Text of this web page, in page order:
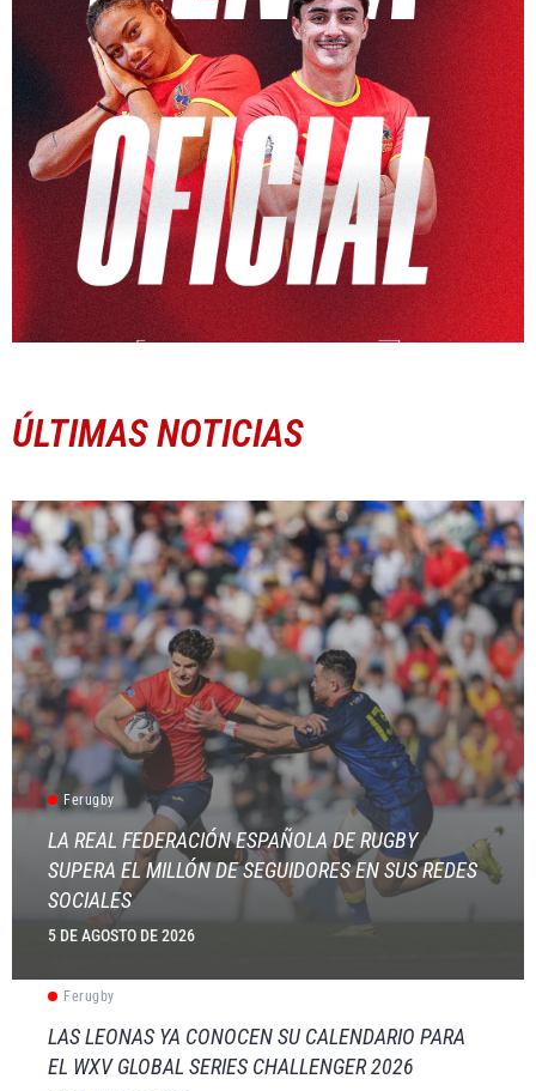
ÚLTIMAS NOTICIAS
Ferugby
LA REAL FEDERACIÓN ESPAÑOLA DE RUGBY
SUPERA EL MILLÓN DE SEGUIDORES EN SUS REDES
SOCIALES
5 DE AGOSTO DE 2026
Ferugby
LAS LEONAS YA CONOCEN SU CALENDARIO PARA
EL WXV GLOBAL SERIES CHALLENGER 2026